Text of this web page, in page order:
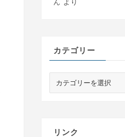
ん より
カテゴリー
リンク